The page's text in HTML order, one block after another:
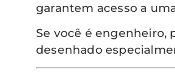
garantem acesso a
Se você é engenheiro,
desenhado